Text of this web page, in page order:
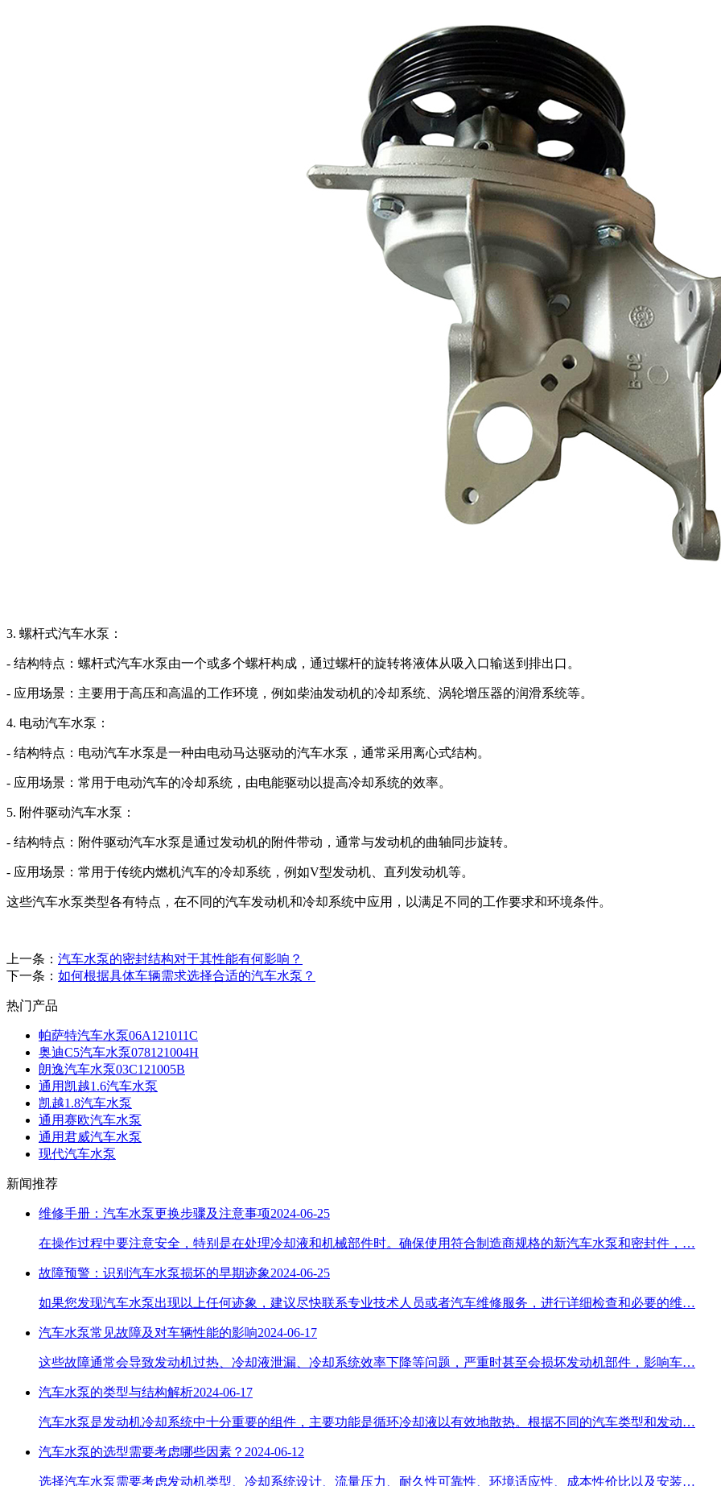
3. 螺杆式汽车水泵：
- 结构特点：螺杆式汽车水泵由一个或多个螺杆构成，通过螺杆的旋转将液体从吸入口输送到排出口。
- 应用场景：主要用于高压和高温的工作环境，例如柴油发动机的冷却系统、涡轮增压器的润滑系统等。
4. 电动汽车水泵：
- 结构特点：电动汽车水泵是一种由电动马达驱动的汽车水泵，通常采用离心式结构。
- 应用场景：常用于电动汽车的冷却系统，由电能驱动以提高冷却系统的效率。
5. 附件驱动汽车水泵：
- 结构特点：附件驱动汽车水泵是通过发动机的附件带动，通常与发动机的曲轴同步旋转。
- 应用场景：常用于传统内燃机汽车的冷却系统，例如V型发动机、直列发动机等。
这些汽车水泵类型各有特点，在不同的汽车发动机和冷却系统中应用，以满足不同的工作要求和环境条件。
上一条： 汽车水泵的密封结构对于其性能有何影响？
下一条： 如何根据具体车辆需求选择合适的汽车水泵？
热门产品
帕萨特汽车水泵06A121011C
奥迪C5汽车水泵078121004H
朗逸汽车水泵03C121005B
通用凯越1.6汽车水泵
凯越1.8汽车水泵
通用赛欧汽车水泵
通用君威汽车水泵
现代汽车水泵
新闻推荐
维修手册：汽车水泵更换步骤及注意事项2024-06-25
在操作过程中要注意安全，特别是在处理冷却液和机械部件时。确保使用符合制造商规格的新汽车水泵和密封件，…
故障预警：识别汽车水泵损坏的早期迹象2024-06-25
如果您发现汽车水泵出现以上任何迹象，建议尽快联系专业技术人员或者汽车维修服务，进行详细检查和必要的维…
汽车水泵常见故障及对车辆性能的影响2024-06-17
这些故障通常会导致发动机过热、冷却液泄漏、冷却系统效率下降等问题，严重时甚至会损坏发动机部件，影响车…
汽车水泵的类型与结构解析2024-06-17
汽车水泵是发动机冷却系统中十分重要的组件，主要功能是循环冷却液以有效地散热。根据不同的汽车类型和发动…
汽车水泵的选型需要考虑哪些因素？ 2024-06-12
选择汽车水泵需要考虑发动机类型、冷却系统设计、流量压力、耐久性可靠性、环境适应性、成本性价比以及安装…